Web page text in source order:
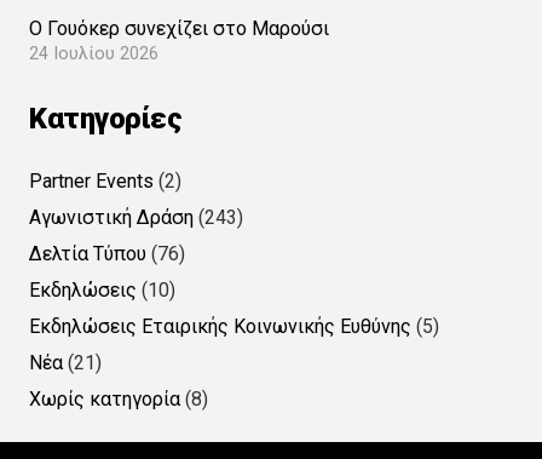
Ο Γουόκερ συνεχίζει στο Μαρούσι
24 Ιουλίου 2026
Kατηγορίες
Partner Events (2)
Αγωνιστική Δράση (243)
Δελτία Τύπου (76)
Εκδηλώσεις (10)
Εκδηλώσεις Εταιρικής Κοινωνικής Ευθύνης (5)
Νέα(21)
Χωρίς κατηγορία(8)